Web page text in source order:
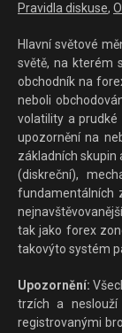
Pravidla diskuse,
Hlavní světové
světě, na kterém
obchodník na
neboli
volatility a prudké
upozornění na
základních skupin
(diskreční),
fundamentálních
tak jako forex
takovýto systém
Upozornění:
trzích a neslouží
registrovanými